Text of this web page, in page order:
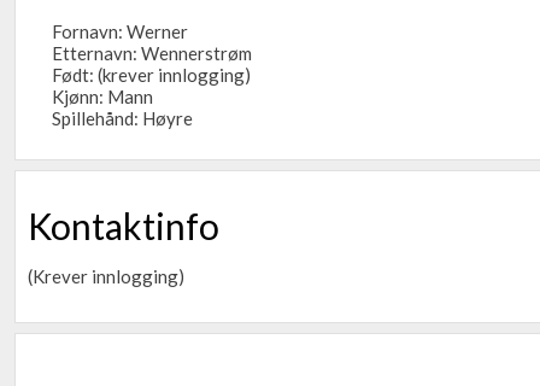
Fornavn: Werner
Etternavn: Wennerstrøm
Født: (krever innlogging)
Kjønn: Mann
Spillehånd: Høyre
Kontaktinfo
(Krever innlogging)